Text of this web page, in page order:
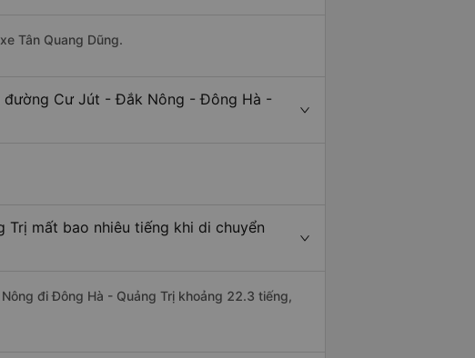
Tân Quang Dũng.
đường Cư Jút - Đắk Nông - Đông Hà -
mất bao nhiêu tiếng khi di chuyển
đi Đông Hà - Quảng Trị khoảng 22.3 tiếng,